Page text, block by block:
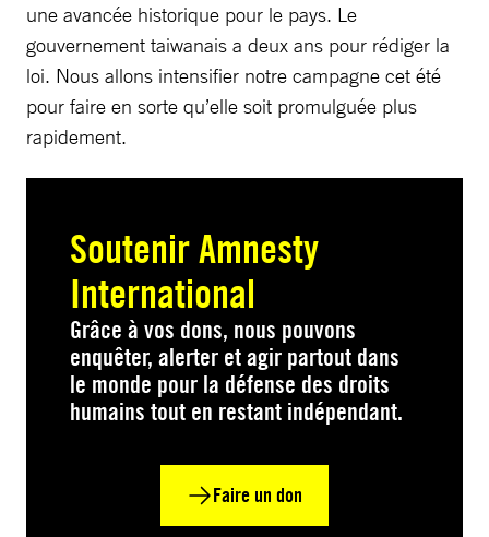
une avancée historique pour le pays. Le
gouvernement taiwanais a deux ans pour rédiger la
loi. Nous allons intensifier notre campagne cet été
pour faire en sorte qu’elle soit promulguée plus
rapidement.
Soutenir Amnesty
International
Grâce à vos dons, nous pouvons
enquêter, alerter et agir partout dans
le monde pour la défense des droits
humains tout en restant indépendant.
Faire un don